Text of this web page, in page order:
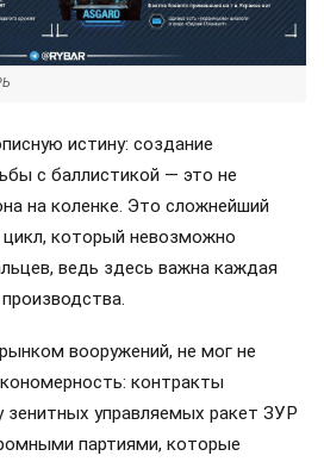
истину: создание
с баллистикой — это не
на коленке. Это сложнейший
который невозможно
ведь здесь важна каждая
вооружений, не мог не
контракты
зенитных управляемых ракет ЗУР
партиями, которые